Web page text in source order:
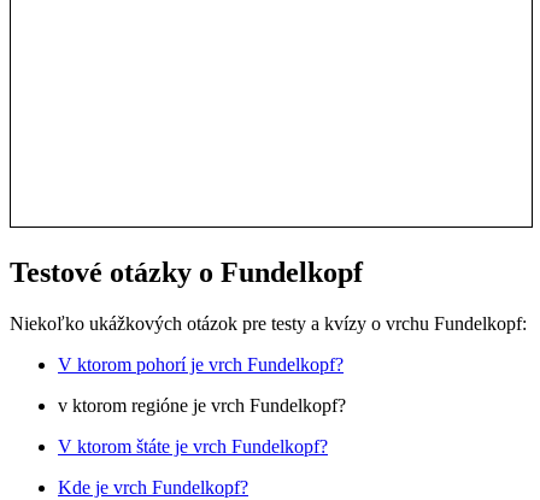
Testové otázky o Fundelkopf
Niekoľko ukážkových otázok pre testy a kvízy o vrchu Fundelkopf:
V ktorom pohorí je vrch Fundelkopf?
v ktorom regióne je vrch Fundelkopf?
V ktorom štáte je vrch Fundelkopf?
Kde je vrch Fundelkopf?